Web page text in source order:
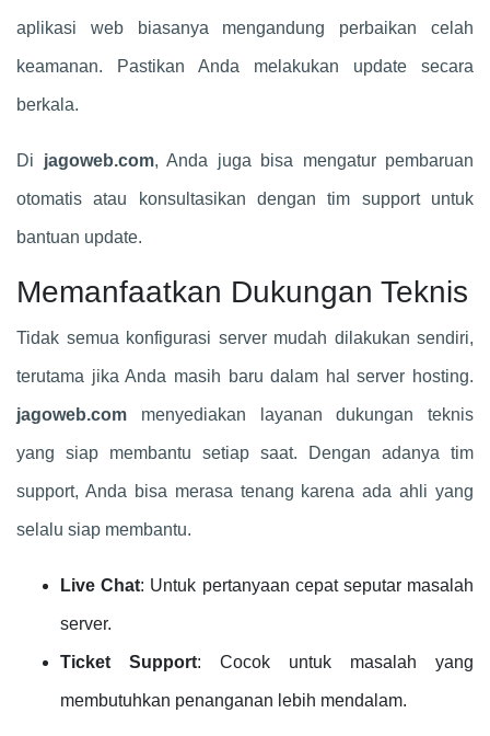
aplikasi web biasanya mengandung perbaikan celah
keamanan. Pastikan Anda melakukan update secara
berkala.
Di jagoweb.com, Anda juga bisa mengatur pembaruan
otomatis atau konsultasikan dengan tim support untuk
bantuan update.
Memanfaatkan Dukungan Teknis
Tidak semua konfigurasi server mudah dilakukan sendiri,
terutama jika Anda masih baru dalam hal server hosting.
jagoweb.com menyediakan layanan dukungan teknis
yang siap membantu setiap saat. Dengan adanya tim
support, Anda bisa merasa tenang karena ada ahli yang
selalu siap membantu.
Live Chat: Untuk pertanyaan cepat seputar masalah
server.
Ticket Support: Cocok untuk masalah yang
membutuhkan penanganan lebih mendalam.